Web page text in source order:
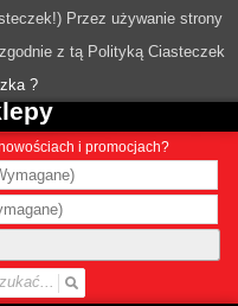
i promocjach?
Przez używanie strony
z tą Polityką Ciasteczek
?